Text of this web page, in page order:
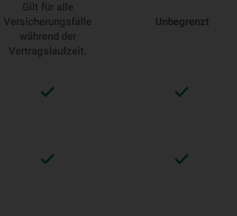
Gilt für alle
Versicherungsfälle
während der
Vertragslaufzeit.
Unbegrenzt